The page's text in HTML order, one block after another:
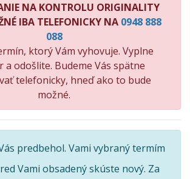
NA KONTROLU ORIGINALITY
IBA TELEFONICKY NA 0948 888
088
ktorý Vám vyhovuje. Vyplne
a odošlite. Budeme Vás spätne
telefonicky, hneď ako to bude
možné.
predbehol. Vami vybraný termím
Vami obsadený skúste nový. Za